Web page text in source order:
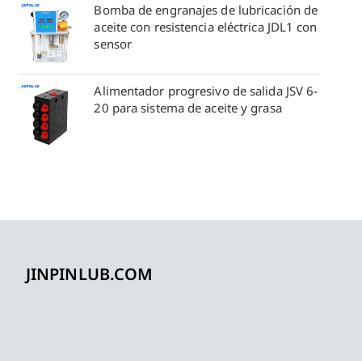
Bomba de engranajes de lubricación de
aceite con resistencia eléctrica JDL1 con
sensor
Alimentador progresivo de salida JSV 6-
20 para sistema de aceite y grasa
JINPINLUB.COM